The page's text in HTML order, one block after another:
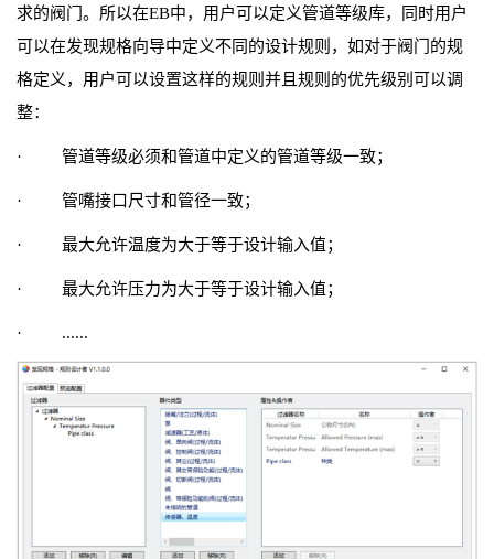
求的阀门。所以在EB中，用户可以定义管道等级库，同时用户
可以在发现规格向导中定义不同的设计规则，如对于阀门的规
格定义，用户可以设置这样的规则并且规则的优先级别可以调
整：
· 管道等级必须和管道中定义的管道等级一致；
· 管嘴接口尺寸和管径一致；
· 最大允许温度为大于等于设计输入值；
· 最大允许压力为大于等于设计输入值；
· ......